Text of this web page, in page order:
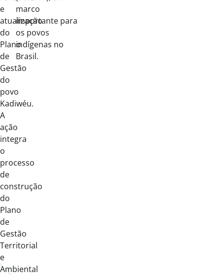
e
atualização
do
Plano
de
Gestão
do
povo
Kadiwéu.
A
ação
integra
o
processo
de
construção
do
Plano
de
Gestão
Territorial
e
Ambiental
marco
importante para
os povos
indígenas no
Brasil.